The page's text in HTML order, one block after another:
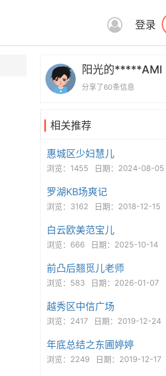
登录
阳光的*****AMI
分享了60条信息
相关推荐
惠城区少妇慧儿
浏览：1455 日期：2024-08-05
罗湖KB场爽记
浏览：3162 日期：2018-12-15
白云欧美范宝儿
浏览：666 日期：2025-10-14
前凸后翘觅儿老师
浏览：583 日期：2026-01-07
越秀区中信广场
浏览：2417 日期：2019-12-24
年底总结之东圃婷婷
浏览：2249 日期：2019-12-17